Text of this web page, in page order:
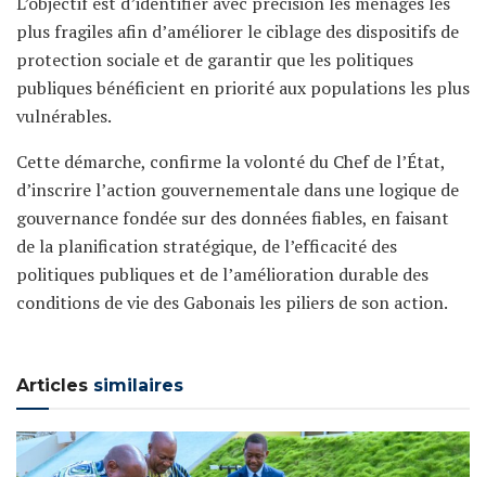
plus fragiles afin d’améliorer le ciblage des dispositifs de
protection sociale et de garantir que les politiques
publiques bénéficient en priorité aux populations les plus
vulnérables.
Cette démarche, confirme la volonté du Chef de l’État,
d’inscrire l’action gouvernementale dans une logique de
gouvernance fondée sur des données fiables, en faisant
de la planification stratégique, de l’efficacité des
politiques publiques et de l’amélioration durable des
conditions de vie des Gabonais les piliers de son action.
Articles similaires